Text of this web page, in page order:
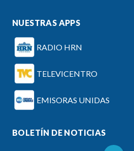
NUESTRAS APPS
RADIO HRN
TELEVICENTRO
EMISORAS UNIDAS
BOLETÍN DE NOTICIAS